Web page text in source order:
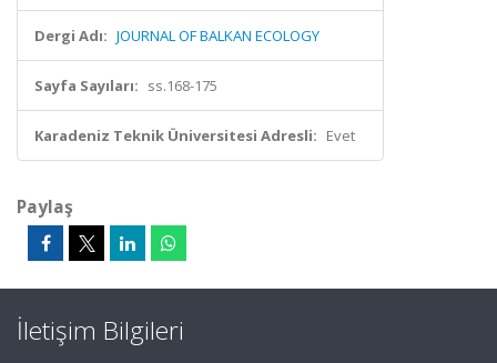
Dergi Adı: JOURNAL OF BALKAN ECOLOGY
Sayfa Sayıları: ss.168-175
Karadeniz Teknik Üniversitesi Adresli: Evet
Paylaş
İletişim Bilgileri